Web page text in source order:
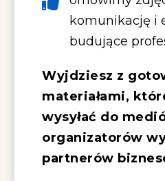
komunikację i
budujące
Wyjdziesz z
materiałami,
wysyłać do
organizatorów
partnerów